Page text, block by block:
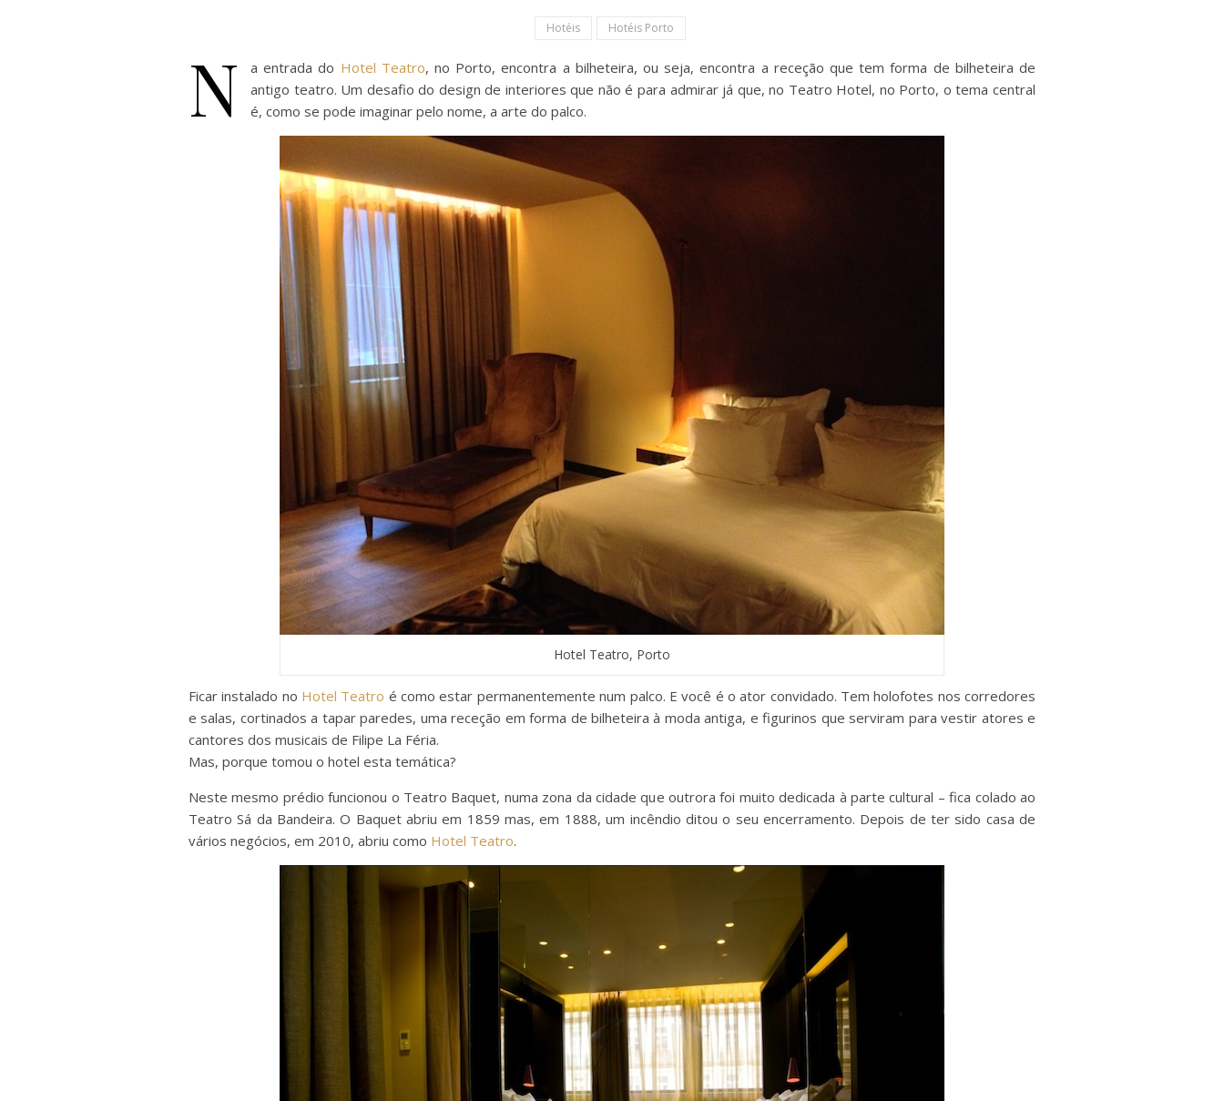
Hotéis Hotéis Porto
N a entrada do Hotel Teatro, no Porto, encontra a bilheteira, ou seja, encontra a receção que tem forma de bilheteira de
antigo teatro. Um desafio do design de interiores que não é para admirar já que, no Teatro Hotel, no Porto, o tema central
é, como se pode imaginar pelo nome, a arte do palco.
Hotel Teatro, Porto
Ficar instalado no Hotel Teatro é como estar permanentemente num palco. E você é o ator convidado. Tem holofotes nos corredores
e salas, cortinados a tapar paredes, uma receção em forma de bilheteira à moda antiga, e figurinos que serviram para vestir atores e
cantores dos musicais de Filipe La Féria.
Mas, porque tomou o hotel esta temática?
Neste mesmo prédio funcionou o Teatro Baquet, numa zona da cidade que outrora foi muito dedicada à parte cultural – fica colado ao
Teatro Sá da Bandeira. O Baquet abriu em 1859 mas, em 1888, um incêndio ditou o seu encerramento. Depois de ter sido casa de
vários negócios, em 2010, abriu como Hotel Teatro.